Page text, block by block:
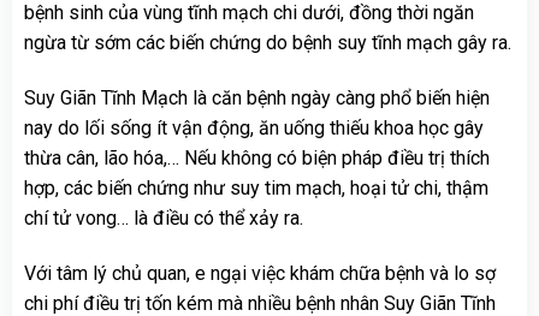
bệnh sinh của vùng tĩnh mạch chi dưới, đồng thời ngăn
ngừa từ sớm các biến chứng do bệnh suy tĩnh mạch gây ra.
Suy Giãn Tĩnh Mạch là căn bệnh ngày càng phổ biến hiện
nay do lối sống ít vận động, ăn uống thiếu khoa học gây
thừa cân, lão hóa,… Nếu không có biện pháp điều trị thích
hợp, các biến chứng như suy tim mạch, hoại tử chi, thậm
chí tử vong… là điều có thể xảy ra.
Với tâm lý chủ quan, e ngại việc khám chữa bệnh và lo sợ
chi phí điều trị tốn kém mà nhiều bệnh nhân Suy Giãn Tĩnh